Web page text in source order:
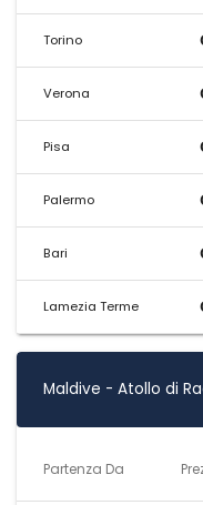
Torino
Verona
Pisa
Palermo
Bari
Lamezia Terme
Maldive - Atollo di
Partenza Da